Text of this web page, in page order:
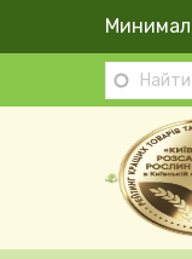
Перейти к